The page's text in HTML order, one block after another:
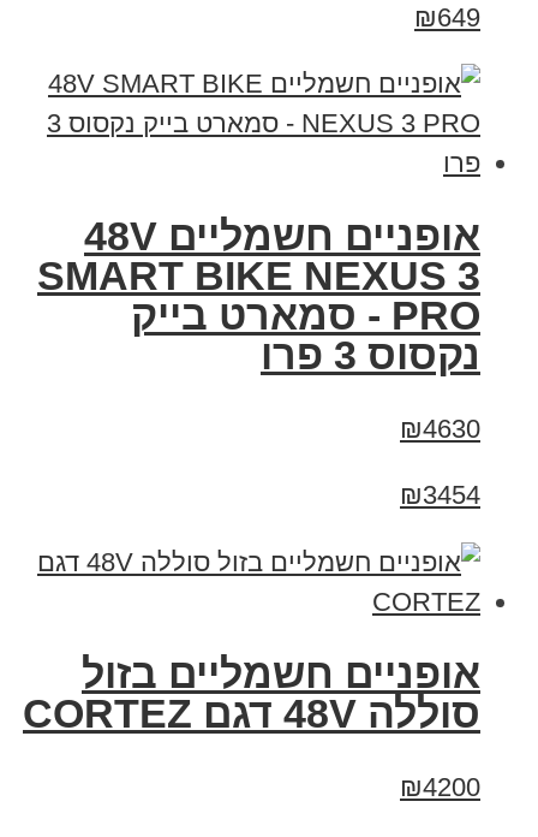
₪649
אופניים חשמליים 48V
SMART BIKE NEXUS 3
PRO - סמארט בייק
נקסוס 3 פרו
₪4630
₪3454
אופניים חשמליים בזול
סוללה 48V דגם CORTEZ
₪4200